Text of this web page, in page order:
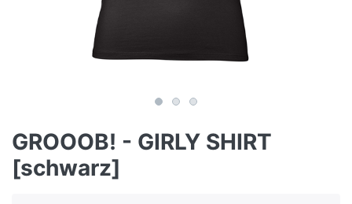
GROOOB! - GIRLY SHIRT
[schwarz]